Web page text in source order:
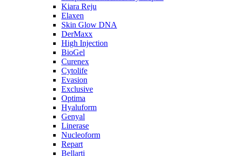
Kiara Reju
Elaxen
Skin Glow DNA
DerMaxx
High Injection
BioGel
Curenex
Cytolife
Evasion
Exclusive
Optima
Hyaluform
Genyal
Linerase
Nucleoform
Repart
Bellarti